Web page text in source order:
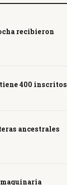
recibieron
tiene 400 inscritos
ancestrales